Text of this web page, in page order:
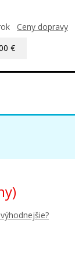
Ceny dopravy
€